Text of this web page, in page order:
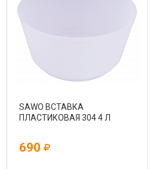
SAWO ВСТАВКА
ПЛАСТИКОВАЯ 304 4 Л
690